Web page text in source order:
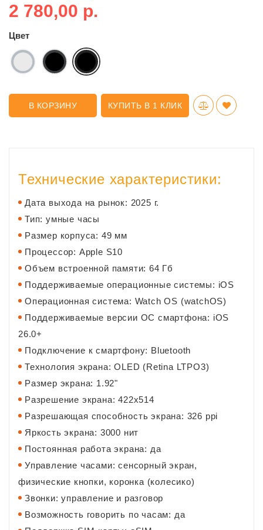
2 780,00 р.
Цвет
В КОРЗИНУ КУПИТЬ В 1 КЛИК
Технические характеристики:
Дата выхода на рынок: 2025 г.
Тип: умные часы
Размер корпуса: 49 мм
Процессор: Apple S10
Объем встроенной памяти: 64 Гб
Поддерживаемые операционные системы: iOS
Операционная система: Watch OS (watchOS)
Поддерживаемые версии ОС смартфона: iOS
26.0+
Подключение к смартфону: Bluetooth
Технология экрана: OLED (Retina LTPO3)
Размер экрана: 1.92"
Разрешение экрана: 422x514
Разрешающая способность экрана: 326 ppi
Яркость экрана: 3000 нит
Постоянная работа экрана: да
Управление часами: сенсорный экран,
физические кнопки, коронка (колесико)
Звонки: управление и разговор
Возможность говорить по часам: да